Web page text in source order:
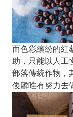
而色彩繽紛的紅
助，只能以人工
部落傳統作物，
俊麟唯有努力去